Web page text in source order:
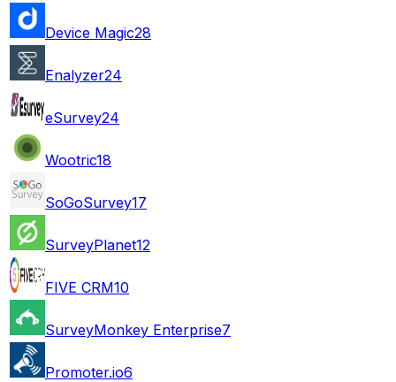
Device Magic28
Enalyzer24
eSurvey24
Wootric18
SoGoSurvey17
SurveyPlanet12
FIVE CRM10
SurveyMonkey Enterprise7
Promoter.io6